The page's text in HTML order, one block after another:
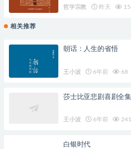
哲学宗教 昨天
相关推荐
朝话：人生的省悟
王小波 6年前 68
莎士比亚悲剧喜剧全
王小波 6年前 241
白银时代